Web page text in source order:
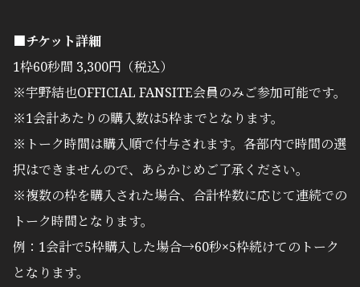
■チケット詳細
1枠60秒間 3,300円（税込）
※宇野結也OFFICIAL FANSITE会員のみご参加可能です。
※1会計あたりの購入数は5枠までとなります。
※トーク時間は購入順で付与されます。各部内で時間の選
択はできませんので、あらかじめご了承ください。
※複数の枠を購入された場合、合計枠数に応じて連続での
トーク時間となります。
例：1会計で5枠購入した場合→60秒×5枠続けてのトーク
となります。